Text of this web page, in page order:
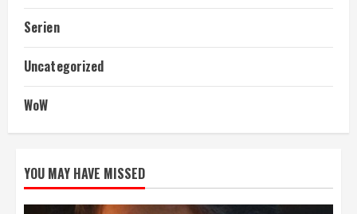
Serien
Uncategorized
WoW
YOU MAY HAVE MISSED